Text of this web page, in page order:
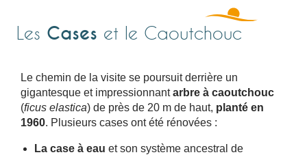
Les Cases et le Caoutchouc
Le chemin de la visite se poursuit derrière un
gigantesque et impressionnantarbre à caoutchouc
(ficus elastica) de près de 20 m de haut, planté en
1960. Plusieurs cases ont été rénovées :
La case à eau et son système ancestral de